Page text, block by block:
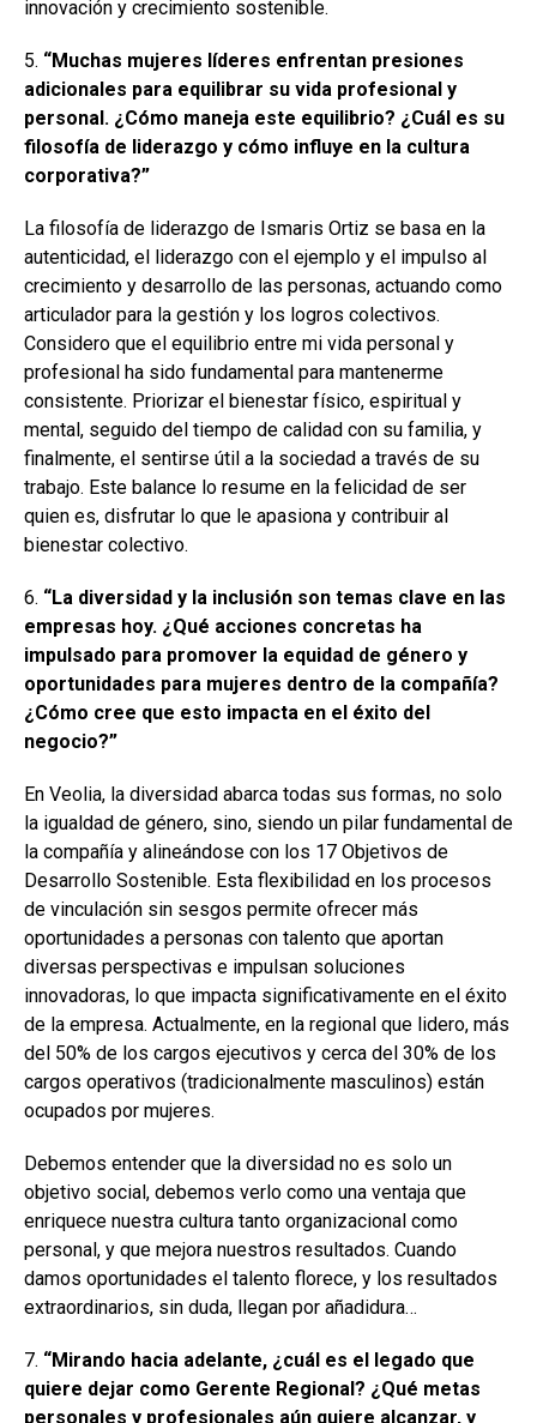
innovación y crecimiento sostenible.
5. “Muchas mujeres líderes enfrentan presiones
adicionales para equilibrar su vida profesional y
personal. ¿Cómo maneja este equilibrio? ¿Cuál es su
filosofía de liderazgo y cómo influye en la cultura
corporativa?”
La filosofía de liderazgo de Ismaris Ortiz se basa en la
autenticidad, el liderazgo con el ejemplo y el impulso al
crecimiento y desarrollo de las personas, actuando como
articulador para la gestión y los logros colectivos.
Considero que el equilibrio entre mi vida personal y
profesional ha sido fundamental para mantenerme
consistente. Priorizar el bienestar físico, espiritual y
mental, seguido del tiempo de calidad con su familia, y
finalmente, el sentirse útil a la sociedad a través de su
trabajo. Este balance lo resume en la felicidad de ser
quien es, disfrutar lo que le apasiona y contribuir al
bienestar colectivo.
6. “La diversidad y la inclusión son temas clave en las
empresas hoy. ¿Qué acciones concretas ha
impulsado para promover la equidad de género y
oportunidades para mujeres dentro de la compañía?
¿Cómo cree que esto impacta en el éxito del
negocio?”
En Veolia, la diversidad abarca todas sus formas, no solo
la igualdad de género, sino, siendo un pilar fundamental de
la compañía y alineándose con los 17 Objetivos de
Desarrollo Sostenible. Esta flexibilidad en los procesos
de vinculación sin sesgos permite ofrecer más
oportunidades a personas con talento que aportan
diversas perspectivas e impulsan soluciones
innovadoras, lo que impacta significativamente en el éxito
de la empresa. Actualmente, en la regional que lidero, más
del 50% de los cargos ejecutivos y cerca del 30% de los
cargos operativos (tradicionalmente masculinos) están
ocupados por mujeres.
Debemos entender que la diversidad no es solo un
objetivo social, debemos verlo como una ventaja que
enriquece nuestra cultura tanto organizacional como
personal, y que mejora nuestros resultados. Cuando
damos oportunidades el talento florece, y los resultados
extraordinarios, sin duda, llegan por añadidura…
7. “Mirando hacia adelante, ¿cuál es el legado que
quiere dejar como Gerente Regional? ¿Qué metas
personales y profesionales aún quiere alcanzar, y